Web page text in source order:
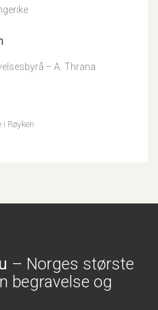
– A. Thrana
Røyken
– Norges største
begravelse og